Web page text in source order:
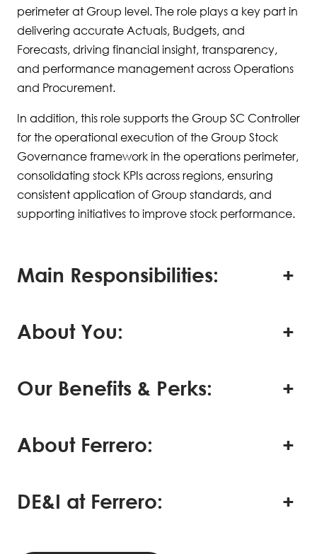
perimeter at Group level. The role plays a key part in
delivering accurate Actuals, Budgets, and
Forecasts, driving financial insight, transparency,
and performance management across Operations
and Procurement.
In addition, this role supports the Group SC Controller
for the operational execution of the Group Stock
Governance framework in the operations perimeter,
consolidating stock KPIs across regions, ensuring
consistent application of Group standards, and
supporting initiatives to improve stock performance.
Main Responsibilities:
About You:
Our Benefits & Perks:
About Ferrero:
DE&I at Ferrero: